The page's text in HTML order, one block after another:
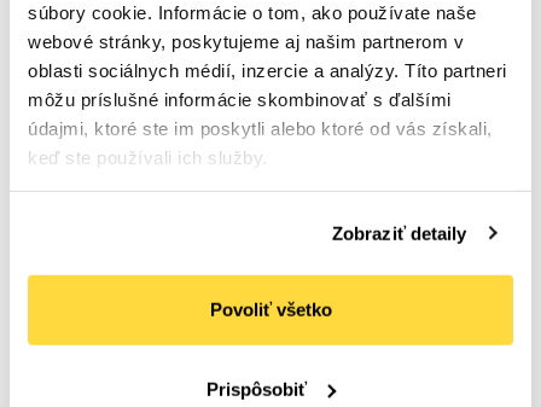
súbory cookie. Informácie o tom, ako používate naše
webové stránky, poskytujeme aj našim partnerom v
oblasti sociálnych médií, inzercie a analýzy. Títo partneri
môžu príslušné informácie skombinovať s ďalšími
údajmi, ktoré ste im poskytli alebo ktoré od vás získali,
keď ste používali ich služby.
Zobraziť detaily
Povoliť všetko
Prispôsobiť
Tanier WPC 260 ovál,
50 ks
Počet bal. v kartóne:10
Kód tovaru: 109423
Na objednávku
košíka
Tanier papierový plytký
18 cm RECY, 100 ks
Počet bal. v kartóne:5
Kód tovaru: 100156
dodanie do 4 dní
,37 €
košíka